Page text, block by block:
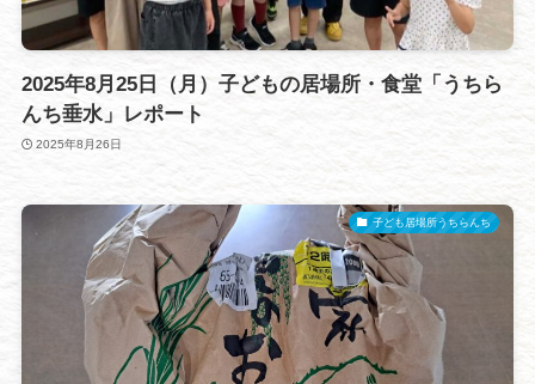
2025年8月25日（月）子どもの居場所・食堂「うちら
んち垂水」レポート
2025年8月26日
子ども居場所うちらんち